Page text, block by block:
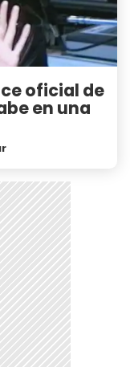
oficial de
en una